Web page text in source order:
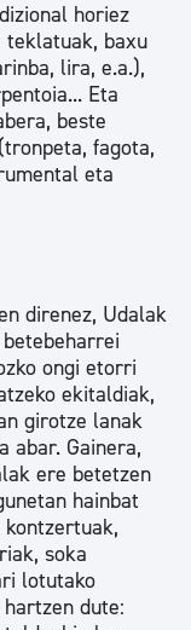
horiez
teklatuak, baxu
lira, e.a.),
Eta
beste
fagota,
eta
direnez, Udalak
ongi etorri
ekitaldiak,
girotze lanak
abar. Gainera,
ere betetzen
hainbat
soka
lotutako
dute: